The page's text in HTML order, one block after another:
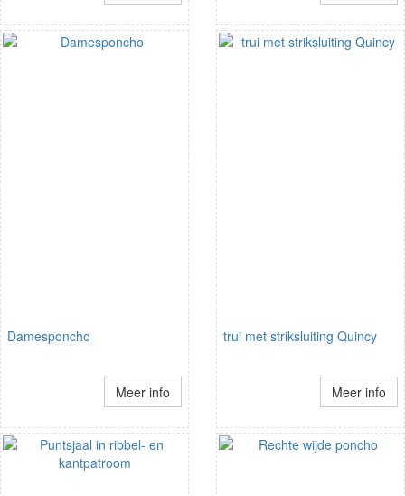
Damesponcho
Meer info
trui met striksluiting Quincy
Meer info